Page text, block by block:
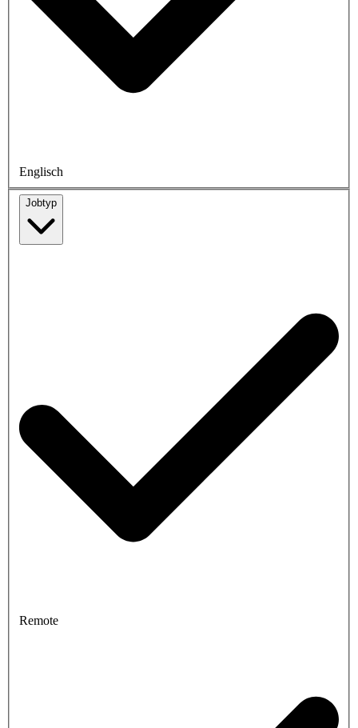
Englisch
Jobtyp
Remote